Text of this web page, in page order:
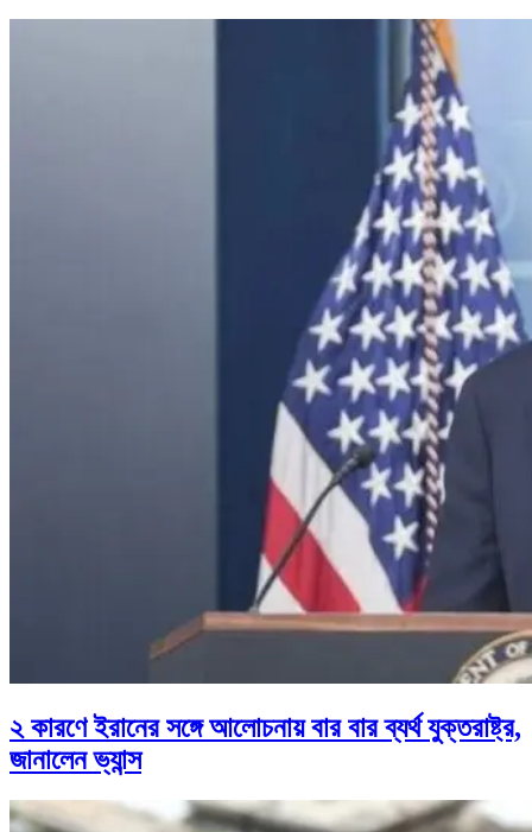
২ কারণে ইরানের সঙ্গে আলোচনায় বার বার ব্যর্থ যুক্তরাষ্ট্র,
জানালেন ভ্যান্স